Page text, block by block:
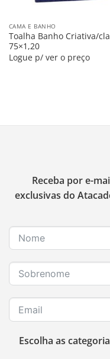
CAMA E BANHO
Toalha Banho Criativa/
75×1,20
Logue p/ ver o preço
Receba por e-
exclusivas do
Escolha as